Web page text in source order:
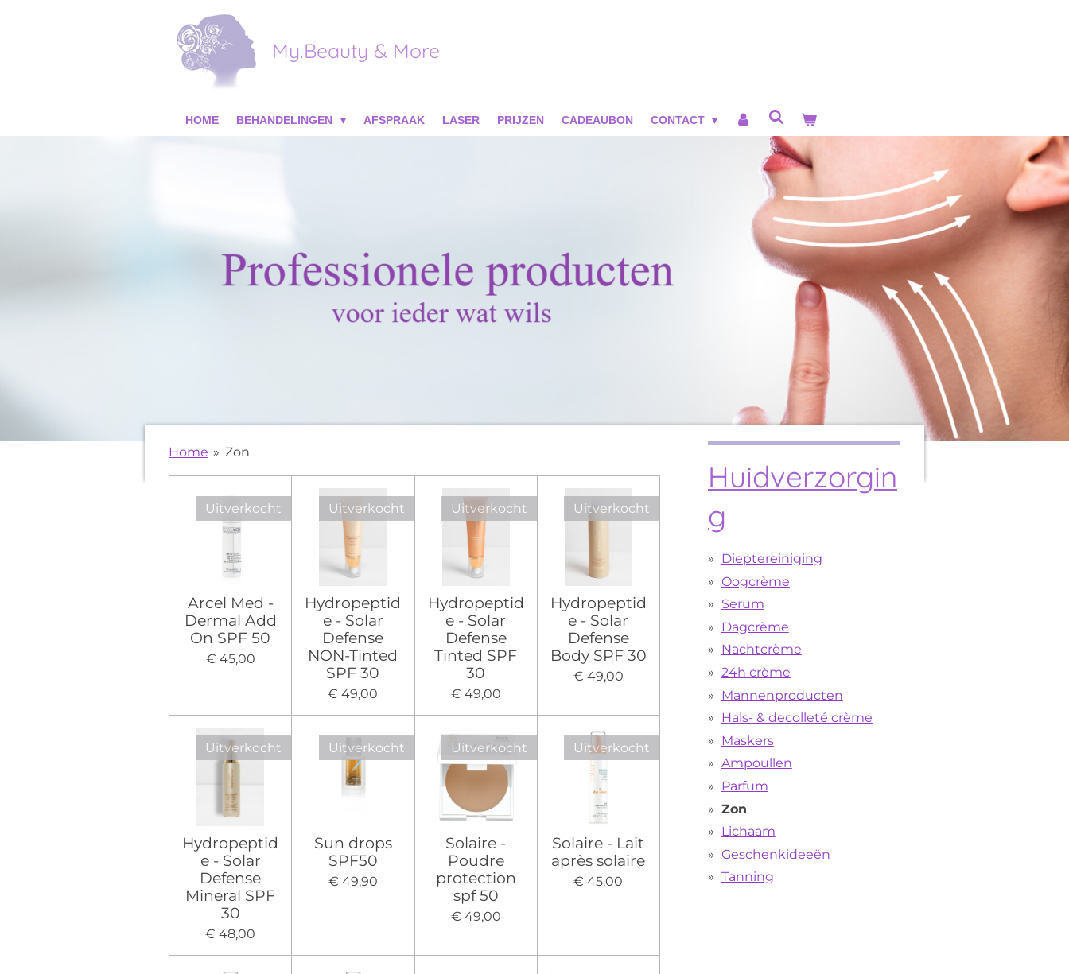
My.Beauty & More
HOME BEHANDELINGEN AFSPRAAK LASER PRIJZEN CADEAUBON CONTACT
Home » Zon
Uitverkocht
Arcel Med -
Dermal Add
On SPF 50
€ 45,00
Uitverkocht
Hydropeptid
e - Solar
Defense
NON-Tinted
SPF 30
€ 49,00
Uitverkocht
Hydropeptid
e - Solar
Defense
Tinted SPF
30
€ 49,00
Uitverkocht
Hydropeptid
e - Solar
Defense
Body SPF 30
€ 49,00
Uitverkocht
Hydropeptid
e - Solar
Defense
Mineral SPF
30
€ 48,00
Uitverkocht
Sun drops
SPF50
€ 49,90
Uitverkocht
Solaire -
Poudre
protection
spf 50
€ 49,00
Uitverkocht
Solaire - Lait
après solaire
€ 45,00
Huidverzorgin
g
Dieptereiniging
Oogcrème
Serum
Dagcrème
Nachtcrème
24h crème
Mannenproducten
Hals- & decolleté crème
Maskers
Ampoullen
Parfum
Zon
Lichaam
Geschenkideeën
Tanning